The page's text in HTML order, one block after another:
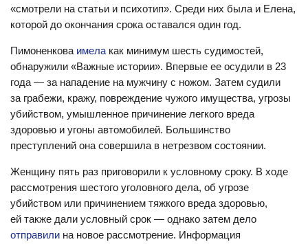
«смотрели на статьи и психотип». Среди них была и Елена,
которой до окончания срока оставался один год.
Пимоненкова имела как минимум шесть судимостей,
обнаружили «Важные истории». Впервые ее осудили в 23
года — за нападение на мужчину с ножом. Затем судили
за грабежи, кражу, повреждение чужого имущества, угрозы
убийством, умышленное причинение легкого вреда
здоровью и угоны автомобилей. Большинство
преступлений она совершила в нетрезвом состоянии.
Женщину пять раз приговорили к условному сроку. В ходе
рассмотрения шестого уголовного дела, об угрозе
убийством или причинением тяжкого вреда здоровью,
ей также дали условный срок — однако затем дело
отправили на новое рассмотрение. Информация